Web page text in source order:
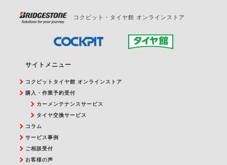
コクピット・タイヤ館 オンラインストア
サイトメニュー
コクピットタイヤ館 オンラインストア
購入・作業予約受付
カーメンテナンスサービス
タイヤ交換サービス
コラム
サービス事例
ご相談受付
お客様の声